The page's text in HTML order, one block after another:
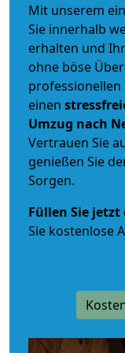
Mit unserem
Sie innerhalb
erhalten und Ihr
ohne böse
einen
Umzug nach
Vertrauen Sie
genießen Sie
Sorgen.
Füllen Sie
Sie kostenlose